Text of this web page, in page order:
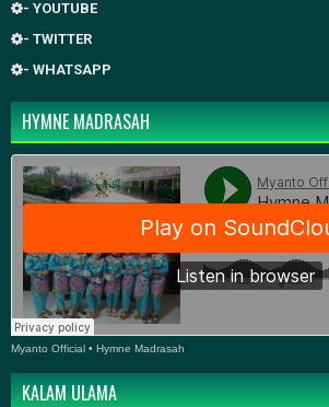
- YOUTUBE
- TWITTER
- WHATSAPP
HYMNE MADRASAH
Myanto Official • Hymne Madrasah
KALAM ULAMA